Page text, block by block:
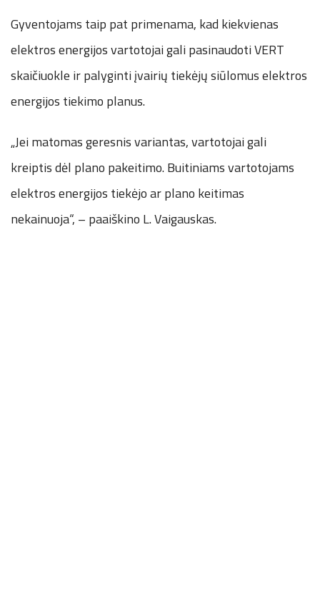
Gyventojams taip pat primenama, kad kiekvienas
elektros energijos vartotojai gali pasinaudoti VERT
skaičiuokle ir palyginti įvairių tiekėjų siūlomus elektros
energijos tiekimo planus.
„Jei matomas geresnis variantas, vartotojai gali
kreiptis dėl plano pakeitimo. Buitiniams vartotojams
elektros energijos tiekėjo ar plano keitimas
nekainuoja“, – paaiškino L. Vaigauskas.